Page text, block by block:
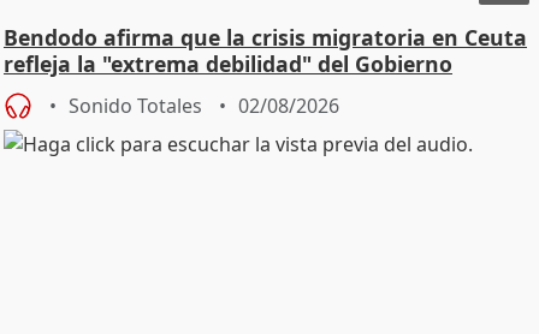
Bendodo afirma que la crisis migratoria en Ceuta
refleja la "extrema debilidad" del Gobierno
Sonido Totales 02/08/2026